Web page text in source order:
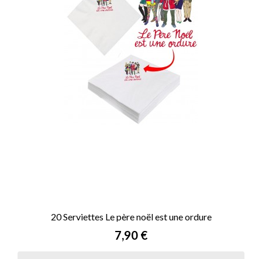
20 Serviettes Le père noël est une ordure
Prix
7,90 €